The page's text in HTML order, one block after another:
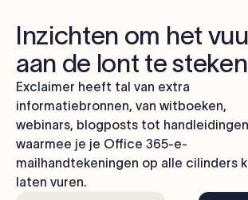
Inzichten om het
aan de lont te steken
Exclaimer heeft tal van extra
informatiebronnen, van witboeken,
webinars, blogposts tot
waarmee je je Office 365-e-
mailhandtekeningen op alle cilinders
laten vuren.